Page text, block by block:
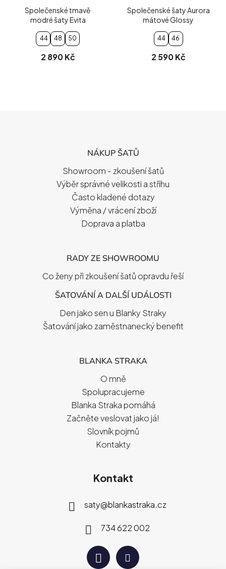
Společenské tmavě
modré šaty Evita
44 48 50
2 890 Kč
Společenské šaty Aurora
mátové Glossy
44 46
2 590 Kč
NÁKUP ŠATŮ
Showroom - zkoušení šatů
Výběr správné velikosti a střihu
Často kladené dotazy
Výměna / vrácení zboží
Doprava a platba
RADY ZE SHOWROOMU
Co ženy při zkoušení šatů opravdu řeší
ŠATOVÁNÍ A DALŠÍ UDÁLOSTI
Den jako sen u Blanky Straky
Šatování jako zaměstnanecký benefit
BLANKA STRAKA
O mně
Spolupracujeme
Blanka Straka pomáhá
Začněte veslovat jako já!
Slovník pojmů
Kontakty
Kontakt
saty@blankastraka.cz
734 622 002